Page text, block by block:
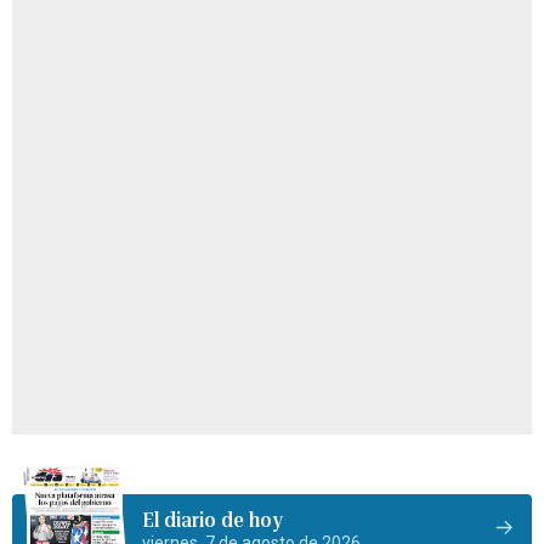
El diario de hoy